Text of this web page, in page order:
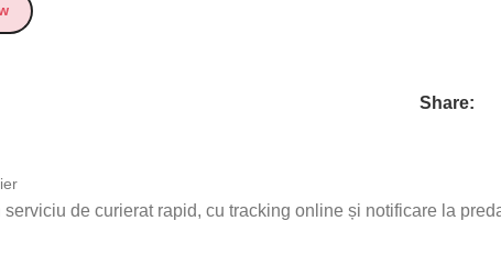
Share:
de curierat rapid, cu tracking online și notificare la